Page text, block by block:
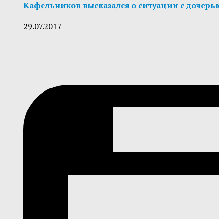
Кафельников высказался о ситуации с
29.07.2017